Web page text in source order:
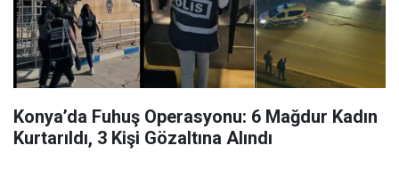
Konya’da Fuhuş Operasyonu: 6 Mağdur Kadın
Kurtarıldı, 3 Kişi Gözaltına Alındı